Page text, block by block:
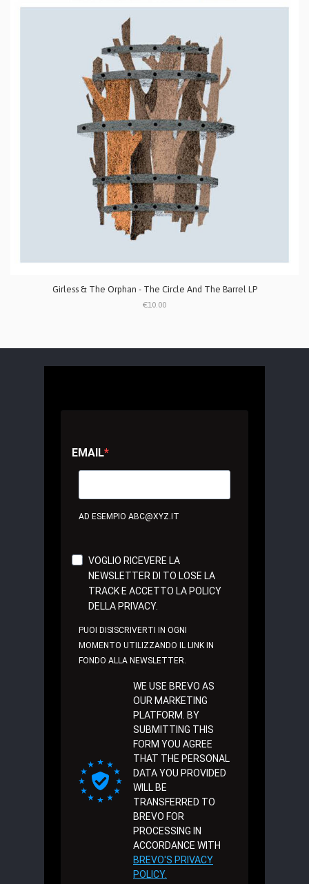
Girless & The Orphan - The Circle And The Barrel LP
€10.00
EMAIL
AD ESEMPIO ABC@XYZ.IT
VOGLIO RICEVERE LA
NEWSLETTER DI TO LOSE LA
TRACK E ACCETTO LA POLICY
DELLA PRIVACY.
PUOI DISISCRIVERTI IN OGNI
MOMENTO UTILIZZANDO IL LINK IN
FONDO ALLA NEWSLETTER.
WE USE BREVO AS
OUR MARKETING
PLATFORM. BY
SUBMITTING THIS
FORM YOU AGREE
THAT THE PERSONAL
DATA YOU PROVIDED
WILL BE
TRANSFERRED TO
BREVO FOR
PROCESSING IN
ACCORDANCE WITH
BREVO'S PRIVACY
POLICY.